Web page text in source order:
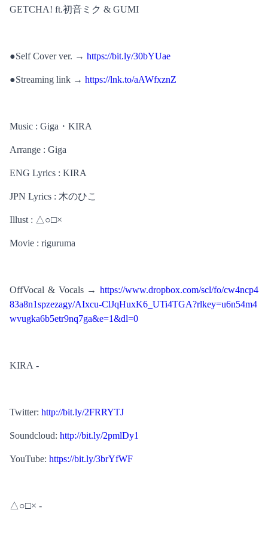
GETCHA! ft.初音ミク & GUMI
●Self Cover ver. → https://bit.ly/30bYUae
●Streaming link → https://lnk.to/aAWfxznZ
Music : Giga・KIRA
Arrange : Giga
ENG Lyrics : KIRA
JPN Lyrics : 木のひこ
Illust : △○□×
Movie : riguruma
OffVocal & Vocals → https://www.dropbox.com/scl/fo/cw4ncp4
83a8n1spzezagy/AIxcu-ClJqHuxK6_UTi4TGA?rlkey=u6n54m4
wvugka6b5etr9nq7ga&e=1&dl=0
KIRA -
Twitter: http://bit.ly/2FRRYTJ
Soundcloud: http://bit.ly/2pmlDy1
YouTube: https://bit.ly/3brYfWF
△○□× -